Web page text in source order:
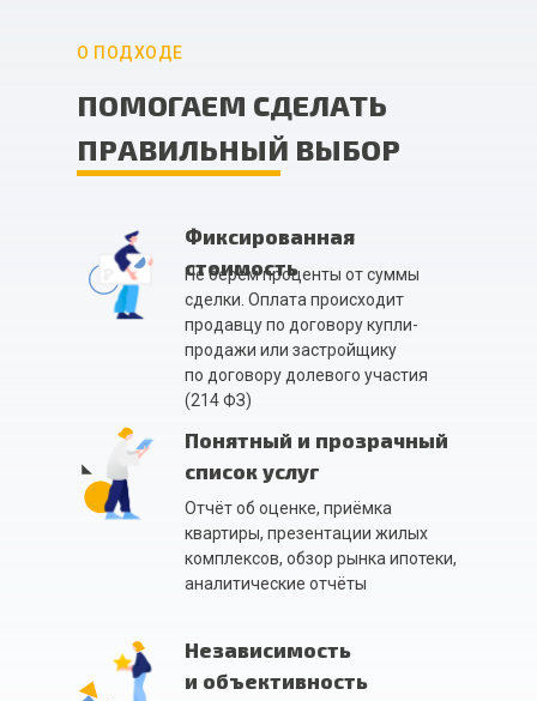
ПОМОГАЕМ СДЕЛАТЬ
ПРАВИЛЬНЫЙ ВЫБОР
О ПОДХОДЕ
Фиксированная
стоимость
Понятный и прозрачный
список услуг
Не берём проценты от суммы
сделки. Оплата происходит
продавцу по договору купли-
продажи или застройщику
по договору долевого участия
(214 ФЗ)
Отчёт об оценке, приёмка
квартиры, презентации жилых
комплексов, обзор рынка ипотеки,
аналитические отчёты
Независимость
и объективность